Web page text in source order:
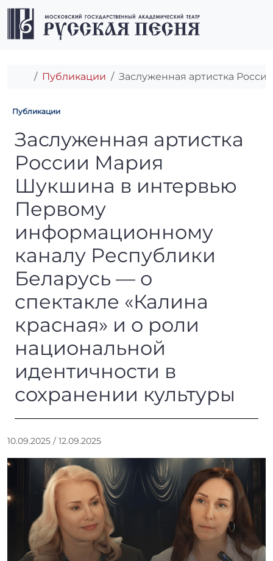
Перейти к содержимому
Перейти к футеру
Главная
Публикации Заслуженная артистка
Публикации
Заслуженная артистка
Заслуженная артистка
России Мария
Шукшина в интервью
Первому
информационному
каналу Республики
Беларусь — о
спектакле «Калина
красная» и о роли
национальной
идентичности в
сохранении культуры
10.09.2025 / 12.09.2025
т
о
р
:
r
r
_
a